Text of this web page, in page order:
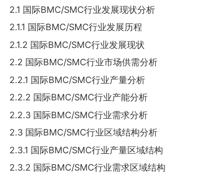
2.1 国际BMC/SMC行业发展现状分析
2.1.1 国际BMC/SMC行业发展历程
2.1.2 国际BMC/SMC行业发展现状
2.2 国际BMC/SMC行业市场供需分析
2.2.1 国际BMC/SMC行业产量分析
2.2.2 国际BMC/SMC行业产能分析
2.2.3 国际BMC/SMC行业需求分析
2.3 国际BMC/SMC行业区域结构分析
2.3.1 国际BMC/SMC行业产量区域结构
2.3.2 国际BMC/SMC行业需求区域结构